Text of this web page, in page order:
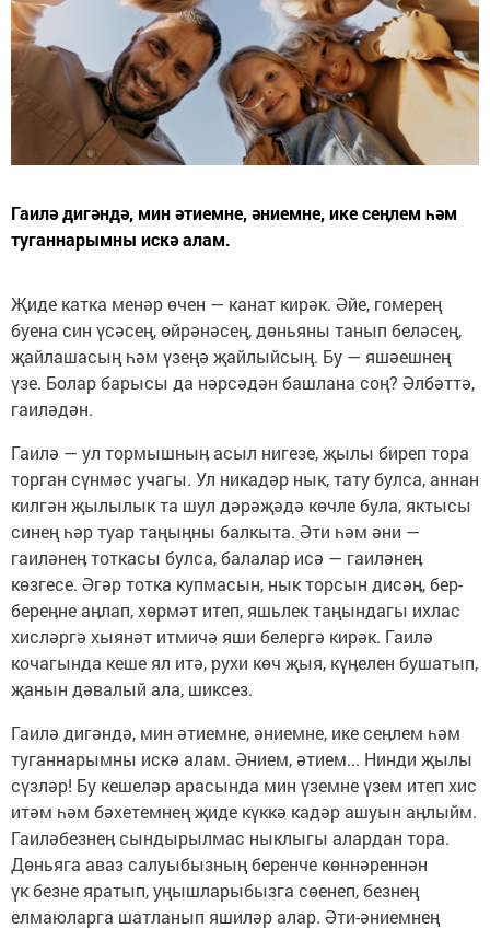
Гаилә дигәндә, мин әтиемне, әниемне, ике сеӊлем һәм
туганнарымны искә алам.
Җиде катка менәр өчен — канат кирәк. Әйе, гомерең
буена син үсәсең, өйрәнәсең, дөньяны танып беләсең,
җайлашасың һәм үзеңә җайлыйсың. Бу — яшәешнең
үзе. Болар барысы да нәрсәдән башлана соң? Әлбәттә,
гаиләдән.
Гаилә — ул тормышныӊ асыл нигезе, җылы биреп тора
торган сүнмәс учагы. Ул никадәр нык, тату булса, аннан
килгән җылылык та шул дәрәҗәдә көчле була, яктысы
синең һәр туар таңыңны балкыта. Әти һәм әни —
гаиләнеӊ тоткасы булса, балалар исә — гаиләнеӊ
көзгесе. Әгәр тотка купмасын, нык торсын дисәӊ, бер-
береӊне аӊлап, хөрмәт итеп, яшьлек таңындагы ихлас
хисләргә хыянәт итмичә яши белергә кирәк. Гаилә
кочагында кеше ял итә, рухи көч җыя, күӊелен бушатып,
җанын дәвалый ала, шиксез.
Гаилә дигәндә, мин әтиемне, әниемне, ике сеӊлем һәм
туганнарымны искә алам. Әнием, әтием... Нинди җылы
сүзләр! Бу кешеләр арасында мин үземне үзем итеп хис
итәм һәм бәхетемнең җиде күккә кадәр ашуын аӊлыйм.
Гаиләбезнеӊ сындырылмас ныклыгы алардан тора.
Дөньяга аваз салуыбызның беренче көннәреннән
үк безне яратып, уңышларыбызга сөенеп, безнең
елмаюларга шатланып яшиләр алар. Әти-әниемнең